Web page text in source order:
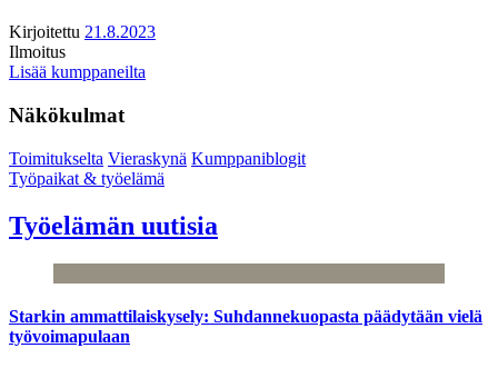
Kirjoitettu 21.8.2023
Ilmoitus
Lisää kumppaneilta
Näkökulmat
Toimitukselta Vieraskynä Kumppaniblogit
Työpaikat & työelämä
Työelämän uutisia
Starkin ammattilaiskysely: Suhdannekuopasta päädytään vielä
työvoimapulaan